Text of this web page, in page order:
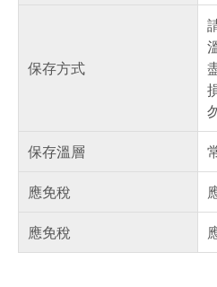
保存方式
保存溫層
應免稅
應免稅